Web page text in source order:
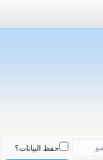
حفظ البيانات؟